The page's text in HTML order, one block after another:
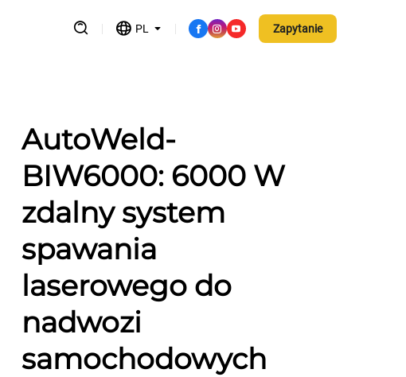
PL Zapytanie
AutoWeld-
BIW6000: 6000 W
zdalny system
spawania
laserowego do
nadwozi
samochodowych